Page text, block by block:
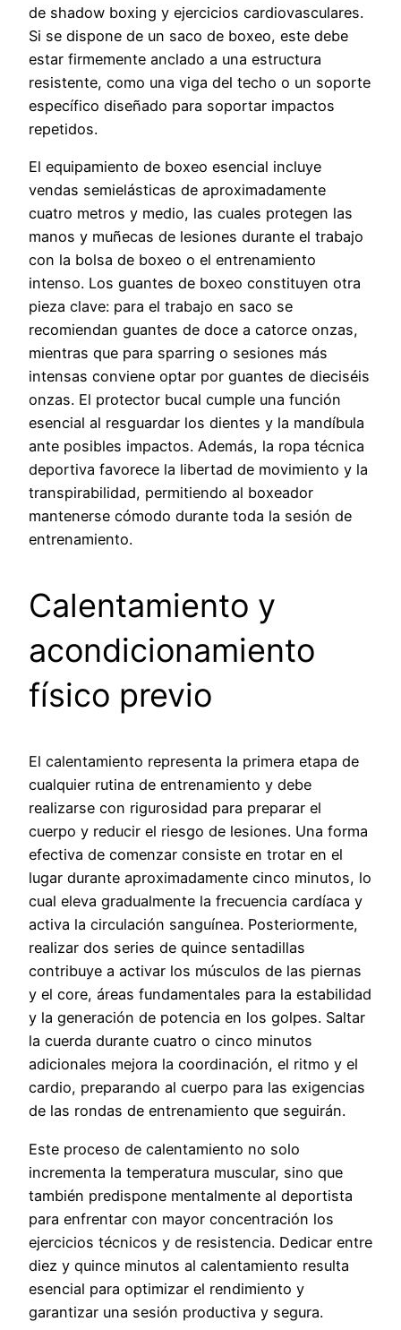
de shadow boxing y ejercicios cardiovasculares.
Si se dispone de un saco de boxeo, este debe
estar firmemente anclado a una estructura
resistente, como una viga del techo o un soporte
específico diseñado para soportar impactos
repetidos.
El equipamiento de boxeo esencial incluye
vendas semielásticas de aproximadamente
cuatro metros y medio, las cuales protegen las
manos y muñecas de lesiones durante el trabajo
con la bolsa de boxeo o el entrenamiento
intenso. Los guantes de boxeo constituyen otra
pieza clave: para el trabajo en saco se
recomiendan guantes de doce a catorce onzas,
mientras que para sparring o sesiones más
intensas conviene optar por guantes de dieciséis
onzas. El protector bucal cumple una función
esencial al resguardar los dientes y la mandíbula
ante posibles impactos. Además, la ropa técnica
deportiva favorece la libertad de movimiento y la
transpirabilidad, permitiendo al boxeador
mantenerse cómodo durante toda la sesión de
entrenamiento.
Calentamiento y
acondicionamiento
físico previo
El calentamiento representa la primera etapa de
cualquier rutina de entrenamiento y debe
realizarse con rigurosidad para preparar el
cuerpo y reducir el riesgo de lesiones. Una forma
efectiva de comenzar consiste en trotar en el
lugar durante aproximadamente cinco minutos, lo
cual eleva gradualmente la frecuencia cardíaca y
activa la circulación sanguínea. Posteriormente,
realizar dos series de quince sentadillas
contribuye a activar los músculos de las piernas
y el core, áreas fundamentales para la estabilidad
y la generación de potencia en los golpes. Saltar
la cuerda durante cuatro o cinco minutos
adicionales mejora la coordinación, el ritmo y el
cardio, preparando al cuerpo para las exigencias
de las rondas de entrenamiento que seguirán.
Este proceso de calentamiento no solo
incrementa la temperatura muscular, sino que
también predispone mentalmente al deportista
para enfrentar con mayor concentración los
ejercicios técnicos y de resistencia. Dedicar entre
diez y quince minutos al calentamiento resulta
esencial para optimizar el rendimiento y
garantizar una sesión productiva y segura.